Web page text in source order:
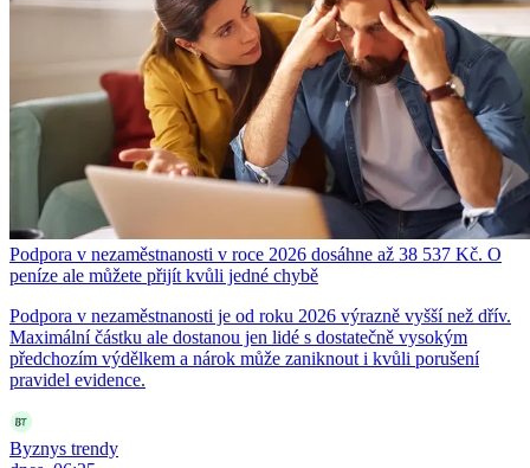
Podpora v nezaměstnanosti v roce 2026 dosáhne až 38 537 Kč. O
peníze ale můžete přijít kvůli jedné chybě
Podpora v nezaměstnanosti je od roku 2026 výrazně vyšší než dřív.
Maximální částku ale dostanou jen lidé s dostatečně vysokým
předchozím výdělkem a nárok může zaniknout i kvůli porušení
pravidel evidence.
Byznys trendy